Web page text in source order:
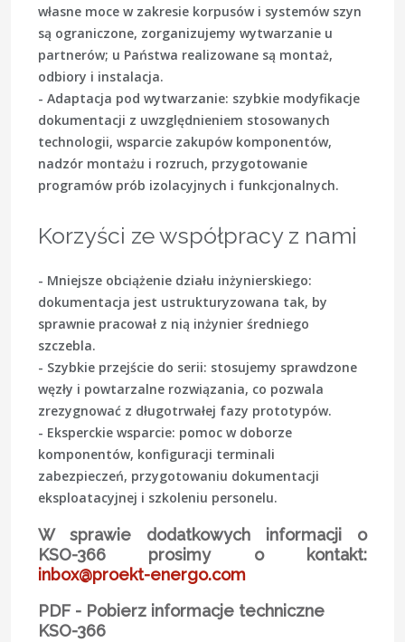
własne moce w zakresie korpusów i systemów szyn
są ograniczone, zorganizujemy wytwarzanie u
partnerów; u Państwa realizowane są montaż,
odbiory i instalacja.
- Adaptacja pod wytwarzanie: szybkie modyfikacje
dokumentacji z uwzględnieniem stosowanych
technologii, wsparcie zakupów komponentów,
nadzór montażu i rozruch, przygotowanie
programów prób izolacyjnych i funkcjonalnych.
Korzyści ze współpracy z nami
- Mniejsze obciążenie działu inżynierskiego:
dokumentacja jest ustrukturyzowana tak, by
sprawnie pracował z nią inżynier średniego
szczebla.
- Szybkie przejście do serii: stosujemy sprawdzone
węzły i powtarzalne rozwiązania, co pozwala
zrezygnować z długotrwałej fazy prototypów.
- Eksperckie wsparcie: pomoc w doborze
komponentów, konfiguracji terminali
zabezpieczeń, przygotowaniu dokumentacji
eksploatacyjnej i szkoleniu personelu.
W sprawie dodatkowych informacji o
KSO-366 prosimy o kontakt:
inbox@proekt-energo.com
PDF - Pobierz informacje techniczne
KSO-366